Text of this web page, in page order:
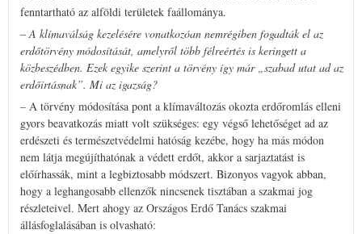
fenntartható az alföldi területek faállománya.
– A klímaválság kezelésére vonatkozóan nemrégiben fogadták el az
erdőtörvény módosítását, amelyről több félreértés is keringett a
közbeszédben. Ezek egyike szerint a törvény így már „szabad utat ad az
erdőirtásnak”. Mi az igazság?
– A törvény módosítása pont a klímaváltozás okozta erdőromlás elleni
gyors beavatkozás miatt volt szükséges: egy végső lehetőséget ad az
erdészeti és természetvédelmi hatóság kezébe, hogy ha más módon
nem látja megújíthatónak a védett erdőt, akkor a sarjaztatást is
előírhassák, mint a legbiztosabb módszert. Bizonyos vagyok abban,
hogy a leghangosabb ellenzők nincsenek tisztában a szakmai jog
részleteivel. Mert ahogy az Országos Erdő Tanács szakmai
állásfoglalásában is olvasható: